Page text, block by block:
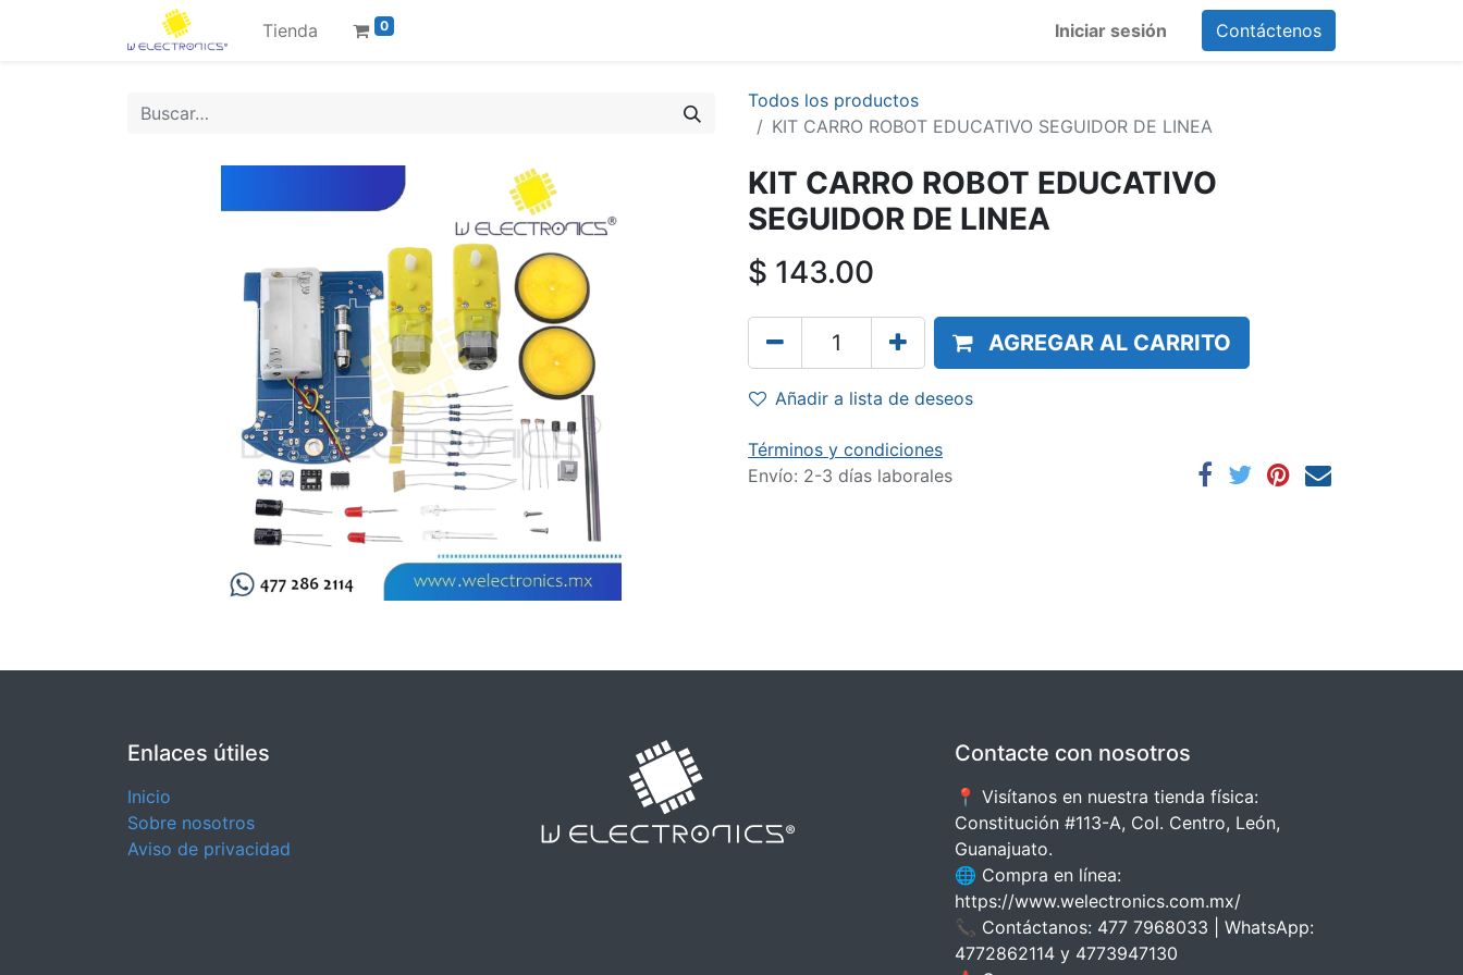
Tienda 0 Iniciar sesión Contáctenos
Todos los productos
KIT CARRO ROBOT EDUCATIVO SEGUIDOR DE LINEA
KIT CARRO ROBOT EDUCATIVO
SEGUIDOR DE LINEA
$ 143.00
AGREGAR AL CARRITO
Añadir a lista de deseos
Términos y condiciones
Envío: 2-3 días laborales
Enlaces útiles
Inicio
Sobre nosotros
Aviso de privacidad
Contacte con nosotros
📍 Visítanos en nuestra tienda física:
Constitución #113-A, Col. Centro, León,
Guanajuato.
🌐 Compra en línea:
https://www.welectronics.com.mx/
📞 Contáctanos: 477 7968033 | WhatsApp:
4772862114 y 4773947130